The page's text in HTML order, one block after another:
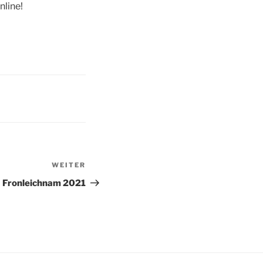
Beitrag
WEITER
Fronleichnam 2021